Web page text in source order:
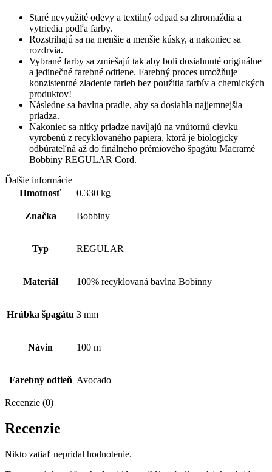
Staré nevyužité odevy a textilný odpad sa zhromaždia a
vytriedia podľa farby.
Rozstrihajú sa na menšie a menšie kúsky, a nakoniec sa
rozdrvia.
Vybrané farby sa zmiešajú tak aby boli dosiahnuté originálne
a jedinečné farebné odtiene. Farebný proces umožňuje
konzistentné zladenie farieb bez použitia farbív a chemických
produktov!
Následne sa bavlna pradie, aby sa dosiahla najjemnejšia
priadza.
Nakoniec sa nitky priadze navíjajú na vnútornú cievku
vyrobenú z recyklovaného papiera, ktorá je biologicky
odbúrateľná až do finálneho prémiového špagátu Macramé
Bobbiny REGULAR Cord.
Ďalšie informácie
Hmotnosť
0.330 kg
Značka Bobbiny
Typ REGULAR
Materiál 100% recyklovaná bavlna Bobinny
Hrúbka špagátu 3 mm
Návin 100 m
Farebný odtieň Avocado
Recenzie (0)
Recenzie
Nikto zatiaľ nepridal hodnotenie.